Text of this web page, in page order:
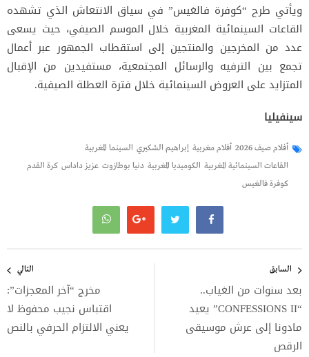
ويأتي طرح “كوفرة فالغيس” في سياق الانتعاش الذي تشهده
القاعات السينمائية المغربية خلال الموسم الصيفي، حيث يسعى
عدد من المخرجين والمنتجين إلى استقطاب الجمهور عبر أعمال
تجمع بين الترفيه والرسائل المجتمعية، مستفيدين من الإقبال
المتزايد على العروض السينمائية خلال فترة العطلة الصيفية.
سينفيليا
أفلام صيف 2026 أفلام مغربية إبراهيم الشكيري السينما المغربية
القاعات السينمائية المغربية الكوميديا المغربية دنيا بوطازوت عزيز داداس كرة القدم
كوفرة فالغيس
المقالات
السابق
بعد سنوات من الغياب..
“CONFESSIONS II” يعيد
مادونا إلى عرش موسيقى
الرقص
التالي
مخرج “آخر المعجزات”:
اقتباس نجيب محفوظ لا
يعني الالتزام الحرفي بالنص